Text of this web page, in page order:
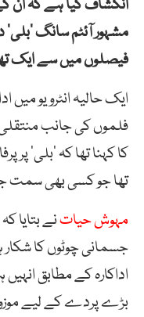
انکشاف کیا ہے کہ ان کے
مشہور آئٹم سانگ
فیصلوں میں سے ایک
ایک حالیہ انٹرویو میں
فلموں کی جانب
کا کہنا تھا کہ ’بلی‘ پر
تھا جو کسی بھی سمت
مہوش حیاتنے بتایا
جسمانی چوٹوں کا شکار
اداکارہ کے مطابق
بڑے پردے کے لیے